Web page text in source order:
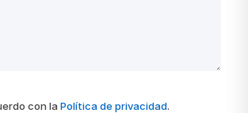
con la Política de privacidad.